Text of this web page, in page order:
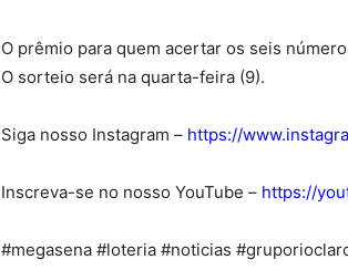
O prêmio para quem acertar os seis
O sorteio será na quarta-feira (9).
Siga nosso Instagram – https://
Inscreva-se no nosso YouTube – https://
#megasena #loteria #noticias